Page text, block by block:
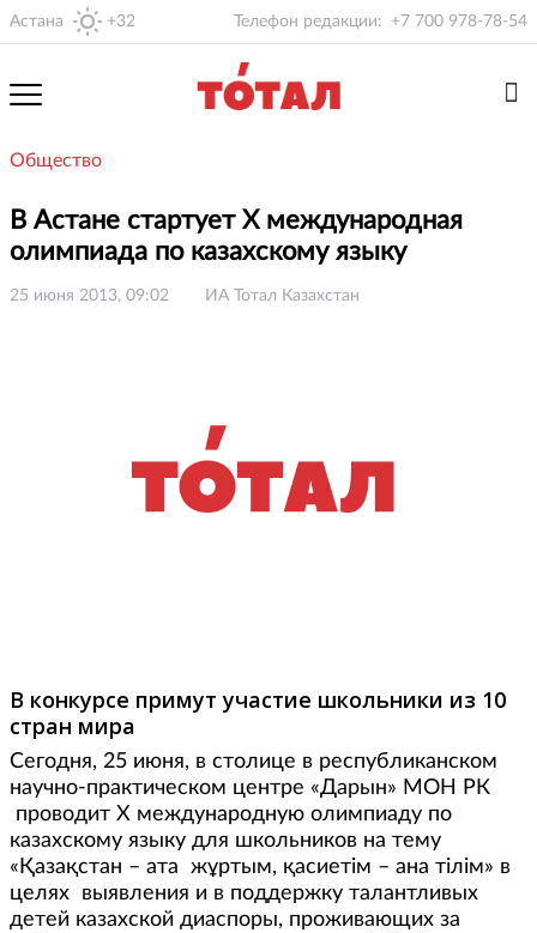
Астана +32 Телефон редакции: +7 700 978-78-54
Общество
В Астане стартует Х международная
олимпиада по казахскому языку
25 июня 2013, 09:02 ИА Тотал Казахстан
В конкурсе примут участие школьники из 10
стран мира
Сегодня, 25 июня, в столице в республиканском
научно-практическом центре «Дарын» МОН РК
проводит Х международную олимпиаду по
казахскому языку для школьников на тему
«Қазақстан – ата жұртым, қасиетім – ана тілім» в
целях выявления и в поддержку талантливых
детей казахской диаспоры, проживающих за